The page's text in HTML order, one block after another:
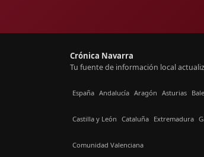
Crónica Navarra
Tu fuente de información local
España Andalucía Aragón Asturias
Castilla y León Cataluña Extremadura
Comunidad Valenciana